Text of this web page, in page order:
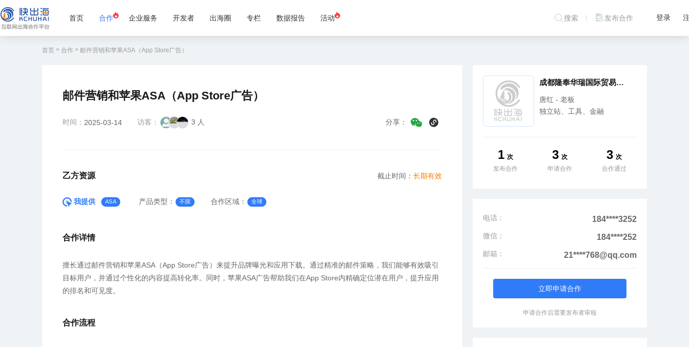
首页 合作 企业服务 开发者 出海圈 专栏 数据报告 活动 搜索 发布合作 登录
首页 > 合作 > 邮件营销和苹果ASA（App Store广告）
邮件营销和苹果ASA（App Store广告）
时间： 2025-03-14 访客： 3 人 分享：
乙方资源 截止时间： 长期有效
我提供 ASA 产品类型： 不限 合作区域： 全球
合作详情
擅长通过邮件营销和苹果ASA（App Store广告）来提升品牌曝光和应用下载。通过精准的邮件策略，我们能够有效吸引
目标用户，并通过个性化的内容提高转化率。同时，苹果ASA广告帮助我们在App Store内精确定位潜在用户，提升应用
的排名和可见度。
合作流程
成都隆奉华瑞国际贸易有限公司
唐红 - 老板
独立站、工具、金融
1 次
发布合作
3 次
申请合作
3 次
合作通过
电话： 184****3252
微信： 184****252
邮箱： 21****768@qq.com
立即申请合作
申请合作后需要发布者审核